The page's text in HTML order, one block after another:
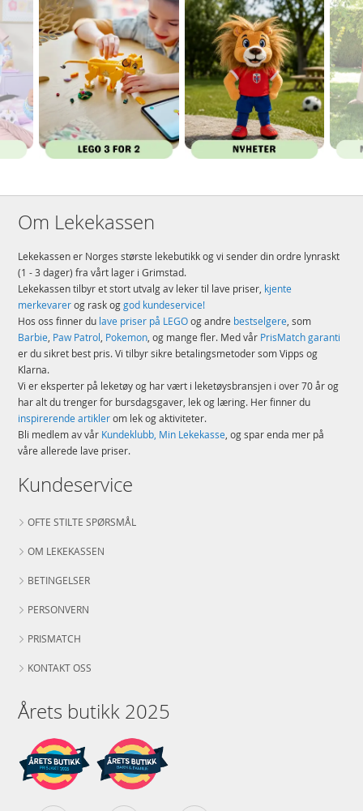
Om Lekekassen
Lekekassen er Norges største lekebutikk og vi sender din ordre lynraskt
(1 - 3 dager) fra vårt lager i Grimstad.
Lekekassen tilbyr et stort utvalg av leker til lave priser, kjente
merkevarerog rask oggod kundeservice!
Hos oss finner du lave priser på LEGOog andre bestselgere , som
Barbie Paw Patrol Pokemon , og mange fler. Med vår PrisMatch garanti
er du sikret best pris. Vi tilbyr sikre betalingsmetoder som Vipps og
Klarna.
Vi er eksperter på leketøy og har vært i leketøysbransjen i over 70 år og
har alt du trenger for bursdagsgaver, lek og læring. Her finner du
inspirerende artiklerom lek og aktiviteter.
Bli medlem av vår Kundeklubb, Min Lekekasse , og spar enda mer på
våre allerede lave priser.
Kundeservice
OFTE STILTE SPØRSMÅL
OM LEKEKASSEN
BETINGELSER
PERSONVERN
PRISMATCH
KONTAKT OSS
Årets butikk 2025